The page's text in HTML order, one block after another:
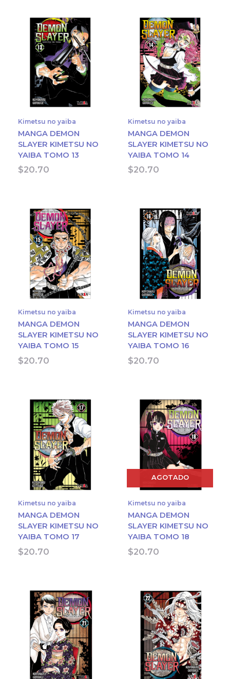
Kimetsu no yaiba
MANGA DEMON
SLAYER KIMETSU NO
YAIBA TOMO 13
$20.70
Kimetsu no yaiba
MANGA DEMON
SLAYER KIMETSU NO
YAIBA TOMO 14
$20.70
Kimetsu no yaiba
MANGA DEMON
SLAYER KIMETSU NO
YAIBA TOMO 15
$20.70
Kimetsu no yaiba
MANGA DEMON
SLAYER KIMETSU NO
YAIBA TOMO 16
$20.70
Kimetsu no yaiba
MANGA DEMON
SLAYER KIMETSU NO
YAIBA TOMO 17
$20.70
AGOTADO
Kimetsu no yaiba
MANGA DEMON
SLAYER KIMETSU NO
YAIBA TOMO 18
$20.70